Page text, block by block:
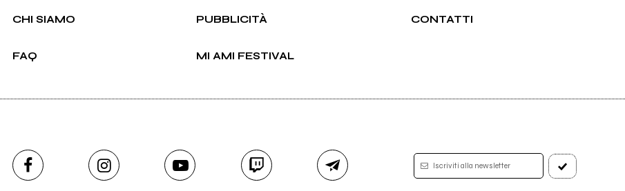
CHI SIAMO PUBBLICITÀ CONTATTI
FAQ MI AMI FESTIVAL
Iscriviti alla newsletter